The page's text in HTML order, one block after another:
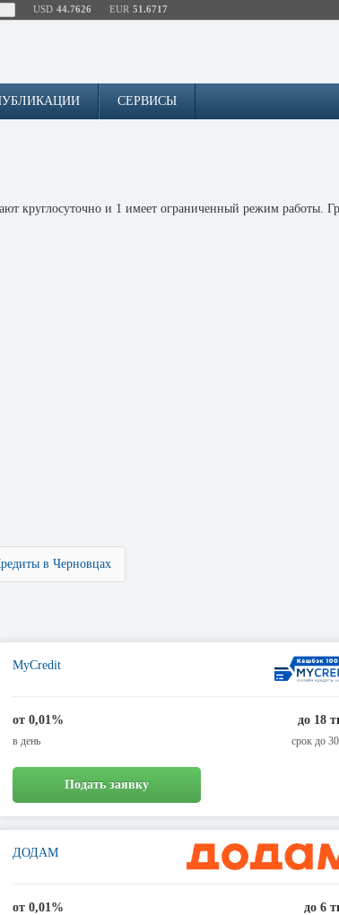
USD 44.7626 EUR 51.6717
СЕРВИСЫ
круглосуточно и 1 имеет ограниченный режим работы.
в Черновцах
MyCredit
от 0,01%
в день
до 18
срок до
Подать заявку
ДОДАМ
от 0,01% до 6